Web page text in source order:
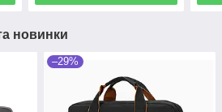
новинки
–29%